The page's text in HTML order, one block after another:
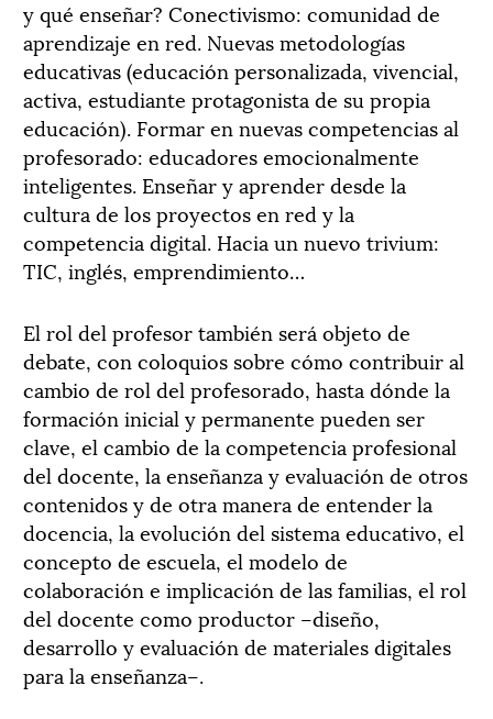
y qué enseñar? Conectivismo: comunidad de
aprendizaje en red. Nuevas metodologías
educativas (educación personalizada, vivencial,
activa, estudiante protagonista de su propia
educación). Formar en nuevas competencias al
profesorado: educadores emocionalmente
inteligentes. Enseñar y aprender desde la
cultura de los proyectos en red y la
competencia digital. Hacia un nuevo trivium:
TIC, inglés, emprendimiento…
El rol del profesor también será objeto de
debate, con coloquios sobre cómo contribuir al
cambio de rol del profesorado, hasta dónde la
formación inicial y permanente pueden ser
clave, el cambio de la competencia profesional
del docente, la enseñanza y evaluación de otros
contenidos y de otra manera de entender la
docencia, la evolución del sistema educativo, el
concepto de escuela, el modelo de
colaboración e implicación de las familias, el rol
del docente como productor –diseño,
desarrollo y evaluación de materiales digitales
para la enseñanza–.